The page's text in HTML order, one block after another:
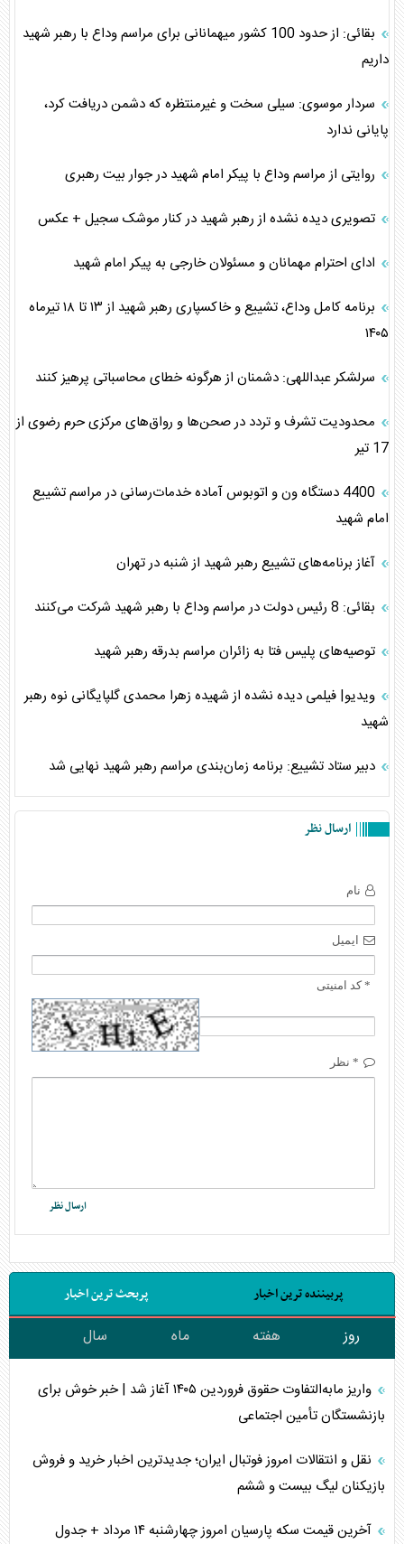
بقائی: از حدود 100 کشور میهمانانی برای مراسم وداع با رهبر شهید
داریم
سردار موسوی: سیلی سخت و غیرمنتظره که دشمن دریافت کرد،
پایانی ندارد
روایتی از مراسم وداع با پیکر امام شهید در جوار بیت رهبری
تصویری دیده نشده از رهبر شهید در کنار موشک سجیل + عکس
ادای احترام مهمانان و مسئولان خارجی به پیکر امام شهید
برنامه کامل وداع، تشییع و خاکسپاری رهبر شهید از ۱۳ تا ۱۸ تیرماه
۱۴۰۵
سرلشکر عبداللهی: دشمنان از هرگونه خطای محاسباتی پرهیز کنند
محدودیت‌ تشرف و تردد در صحن‌ها و رواق‌های مرکزی حرم رضوی از
17 تیر
4400 دستگاه ون و اتوبوس آماده خدمات‌رسانی در مراسم تشییع
امام شهید
آغاز برنامه‌های تشییع رهبر شهید از شنبه در تهران
بقائی: 8 رئیس دولت در مراسم وداع با رهبر شهید شرکت می‌کنند
توصیه‌های پلیس فتا به زائران مراسم بدرقه رهبر شهید
ویدیو| فیلمی دیده نشده از شهیده زهرا محمدی گلپایگانی نوه رهبر
شهید
دبیر ستاد تشییع: برنامه زمان‌بندی مراسم رهبر شهید نهایی شد
ارسال نظر
نام
ایمیل
* کد امنیتی
* نظر
پربیننده ترین اخبار پربحث ترین اخبار
روز هفته ماه سال
واریز مابه‌التفاوت حقوق فروردین ۱۴۰۵ آغاز شد | خبر خوش برای
بازنشستگان تأمین اجتماعی
نقل و انتقالات امروز فوتبال ایران؛ جدیدترین اخبار خرید و فروش
بازیکنان لیگ بیست و ششم
آخرین قیمت سکه پارسیان امروز چهارشنبه ۱۴ مرداد + جدول